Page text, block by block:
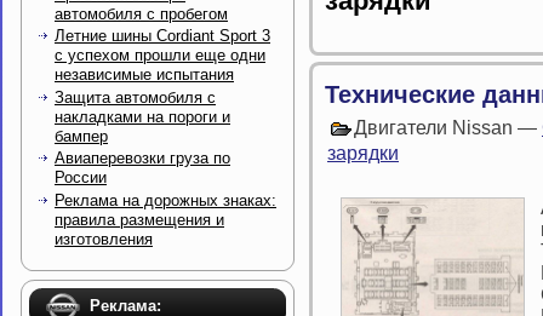
автомобиля с пробегом
Летние шины Cordiant Sport 3
с успехом прошли еще одни
независимые испытания
Защита автомобиля с
накладками на пороги и
бампер
Авиаперевозки груза по
России
Реклама на дорожных знаках:
правила размещения и
изготовления
Реклама:
Технические
Двигатели Nissan —
зарядки